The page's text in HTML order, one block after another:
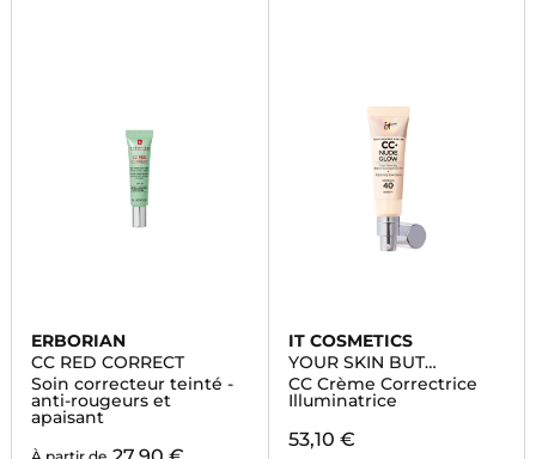
ERBORIAN
CC RED CORRECT
Soin correcteur teinté -
anti-rougeurs et
apaisant
IT COSMETICS
YOUR SKIN BUT
BETTER™ CC+ CREAM
NUDE GLOW
CC Crème Correctrice
Illuminatrice
53,10 €